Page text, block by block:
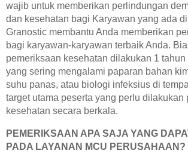
REGISTRASI ONLINE
wajib untuk memberikan perlindungan
dan kesehatan bagi Karyawan yang ada
Granostic membantu Anda memberikan
bagi karyawan-karyawan terbaik Anda.
pemeriksaan kesehatan dilakukan 1
yang sering mengalami paparan bahan
suhu panas, atau biologi infeksius di
target utama peserta yang perlu dilakukan
kesehatan secara berkala.
PEMERIKSAAN APA SAJA YANG
PADA LAYANAN MCU PERUSAHAAN?